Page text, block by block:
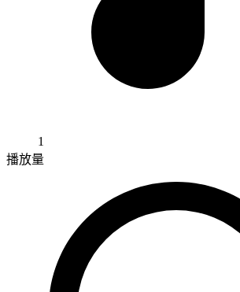
1
播放量